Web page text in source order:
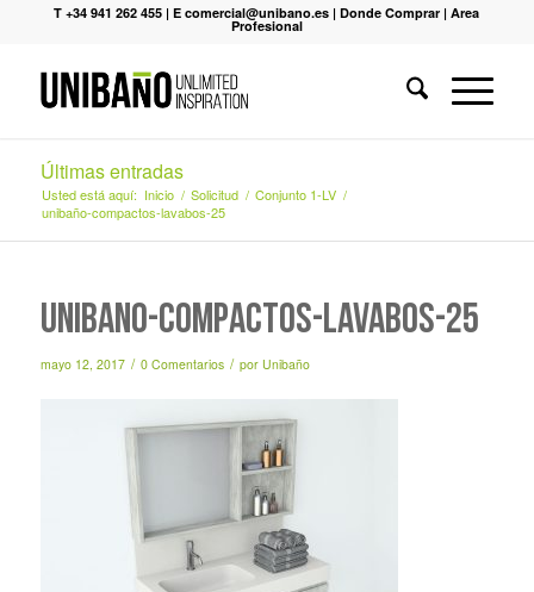
T +34 941 262 455 |E comercial@unibano.es |Donde Comprar |Area
Profesional
Últimas entradas
Usted está aquí: Inicio / Solicitud / Conjunto 1-LV /
unibaño-compactos-lavabos-25
unibaño-compactos-lavabos-25
mayo 12, 2017 / 0 Comentarios / por Unibaño